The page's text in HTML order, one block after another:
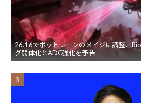
26.16でボットレーンのメイジに調整、
グ弱体化とADC強化を予告